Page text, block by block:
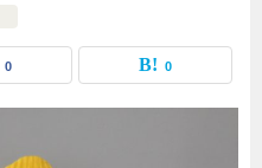
0 0